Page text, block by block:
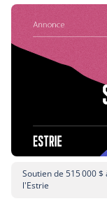
Soutien de 515 000
l'Estrie